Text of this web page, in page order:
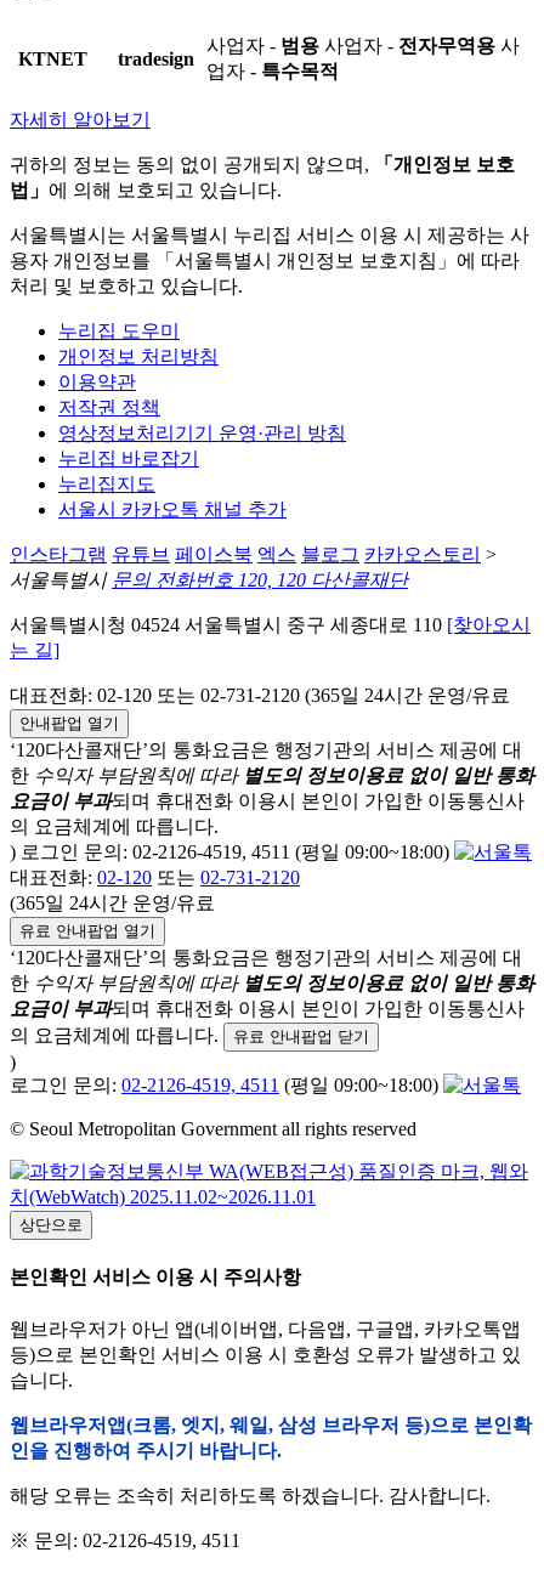
KTNET tradesign
사업자 - 범용 사업자 - 전자무역용 사
업자 - 특수목적
자세히 알아보기
귀하의 정보는 동의 없이 공개되지 않으며,
「개인정보 보호
법」 에 의해 보호되고 있습니다.
서울특별시는 서울특별시 누리집 서비스 이용 시 제공하는 사
용자 개인정보를 「서울특별시 개인정보 보호지침」에 따라
처리 및 보호하고 있습니다.
누리집 도우미
개인정보 처리방침
이용약관
저작권 정책
영상정보처리기기 운영·관리 방침
누리집 바로잡기
누리집지도
서울시 카카오톡 채널 추가
인스타그램 유튜브 페이스북 엑스 블로그 카카오스토리 >
서울특별시 문의 전화번호 120, 120 다산콜재단
서울특별시청 04524 서울특별시 중구 세종대로 110 [찾아오시
는 길]
대표전화: 02-120 또는 02-731-2120 (365일 24시간 운영/유료
안내팝업 열기
‘120다산콜재단’의 통화요금은 행정기관의 서비스 제공에 대
한 수익자 부담원칙에 따라 별도의 정보이용료 없이 일반 통화
요금이 부과되며 휴대전화 이용시 본인이 가입한 이동통신사
의 요금체계에 따릅니다.
) 로그인 문의: 02-2126-4519, 4511 (평일 09:00~18:00)
대표전화: 02-120 또는 02-731-2120
(365일 24시간 운영/유료
유료 안내팝업 열기
‘120다산콜재단’의 통화요금은 행정기관의 서비스 제공에 대
한 수익자 부담원칙에 따라 별도의 정보이용료 없이 일반 통화
요금이 부과되며 휴대전화 이용시 본인이 가입한 이동통신사
의 요금체계에 따릅니다.
유료 안내팝업 닫기
)
로그인 문의: 02-2126-4519, 4511 (평일 09:00~18:00)
© Seoul Metropolitan Government all rights reserved
상단으로
본인확인 서비스 이용 시 주의사항
웹브라우저가 아닌 앱(네이버앱, 다음앱, 구글앱, 카카오톡앱
등)으로 본인확인 서비스 이용 시 호환성 오류가 발생하고 있
습니다.
웹브라우저앱(크롬, 엣지, 웨일, 삼성 브라우저 등)으로 본인확
인을 진행하여 주시기 바랍니다.
해당 오류는 조속히 처리하도록 하겠습니다. 감사합니다.
※ 문의: 02-2126-4519, 4511